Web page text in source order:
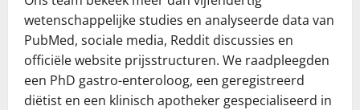
wetenschappelijke studies en analyseerde data van
PubMed, sociale media, Reddit discussies en
officiële website prijsstructuren. We raadpleegden
een PhD gastro-enteroloog, een geregistreerd
diëtist en een klinisch apotheker gespecialiseerd in